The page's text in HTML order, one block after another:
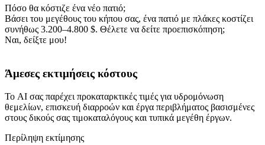
Πόσο θα κόστιζε ένα νέο πατιό;
Βάσει του μεγέθους του κήπου σας, ένα πατιό με πλάκες κοστίζει
συνήθως 3.200–4.800 $. Θέλετε να δείτε προεπισκόπηση;
Ναι, δείξτε μου!
Άμεσες εκτιμήσεις κόστους
Το AI σας παρέχει προκαταρκτικές τιμές για υδρομόνωση
θεμελίων, επισκευή διαρροών και έργα περιβλήματος βασισμένες
στους δικούς σας τιμοκαταλόγους και τυπικά μεγέθη έργων.
Περίληψη εκτίμησης